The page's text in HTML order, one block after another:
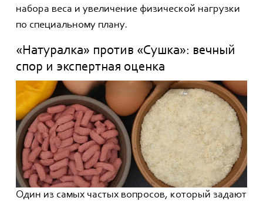
набора веса и увеличение физической нагрузки
по специальному плану.
«Натуралка» против «Сушка»: вечный
спор и экспертная оценка
Один из самых частых вопросов, который задают